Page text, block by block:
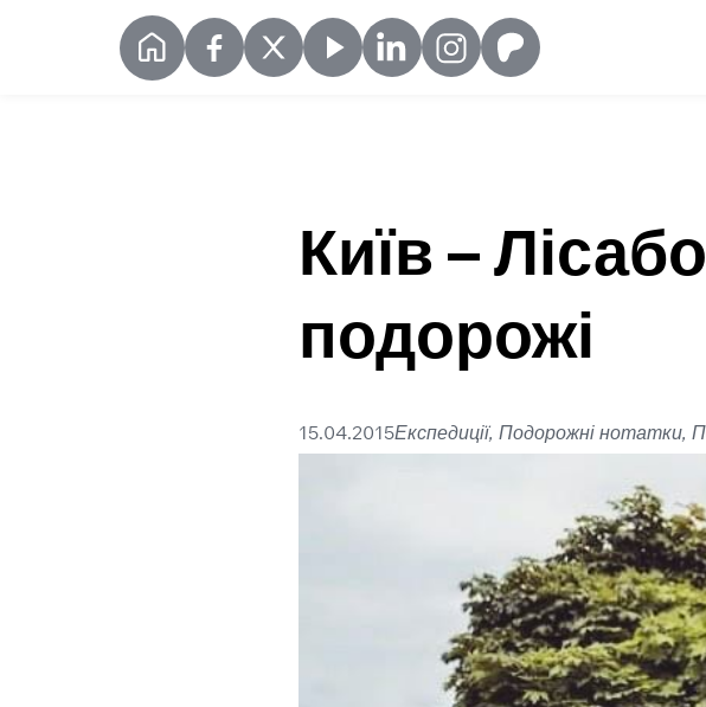
Київ –
подорожі
15.04.2015Експедиції, Подорожні нотатки,